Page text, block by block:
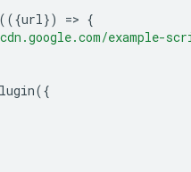
(({url}) => {
example-
({